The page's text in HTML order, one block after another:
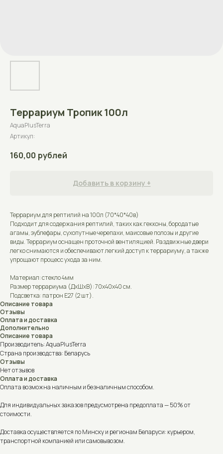
Террариум Тропик 100л
AquaPlusTerra
Артикул:
160,00 рублей
Добавить в корзину +
Террариум для рептилий на 100л (70*40*40в)
Подходит для содержания рептилий, таких как гекконы, бородатые
агамы, эублефары, сухопутные черепахи, маисовые полозы и другие
виды. Террариум оснащен проточной вентиляцией. Раздвижные двери
легко снимаются и обеспечивают легкий доступ к террариуму, а также
упрощают процесс ухода за ним.
Материал: стекло 4мм
Размер террариума (ДxШxВ): 70x40x40 см.
Подсветка: патрон Е27 (2 шт).
Описание товара
Отзывы
Оплата и доставка
Дополнительно
Описание товара
Производитель: AquaPlusTerra
Страна производства: Беларусь
Отзывы
Нет отзывов
Оплата и доставка
Оплата возможна наличным и безналичным способом.
Для индивидуальных заказов предусмотрена предоплата — 50% от
стоимости.
Доставка осуществляется по Минску и регионам Беларуси: курьером,
транспортной компанией или самовывозом.